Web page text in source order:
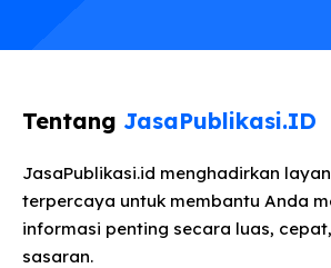
Tentang JasaPublikasi.ID
JasaPublikasi.id menghadirkan
terpercaya untuk membantu Anda
informasi penting secara luas,
sasaran.